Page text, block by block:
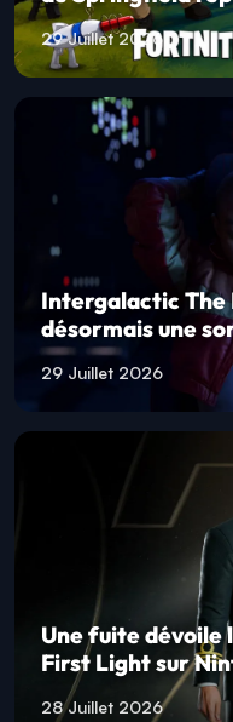
29 Juillet 2026
Intergalactic
désormais une
29 Juillet 2026
Une fuite dévoile
First Light sur
28 Juillet 2026